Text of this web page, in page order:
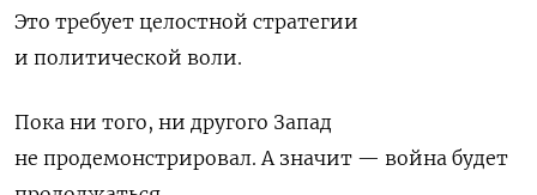
Это требует целостной стратегии
и политической воли.
Пока ни того, ни другого Запад
не продемонстрировал. А значит — война будет